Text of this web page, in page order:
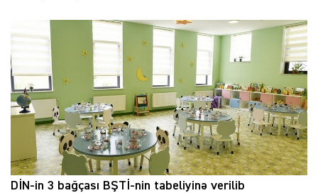
DİN-in 3 bağçası BŞTİ-nin tabeliyinə verilib